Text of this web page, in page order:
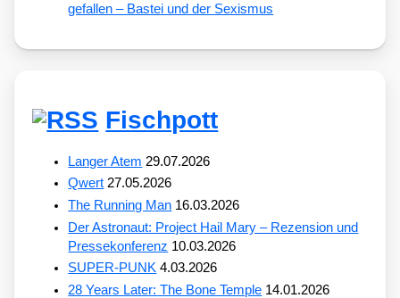
gefallen – Bastei und der Sexismus
Fischpott
Langer Atem 29.07.2026
Qwert 27.05.2026
The Running Man 16.03.2026
Der Astronaut: Project Hail Mary – Rezension und
Pressekonferenz 10.03.2026
SUPER-PUNK 4.03.2026
28 Years Later: The Bone Temple 14.01.2026